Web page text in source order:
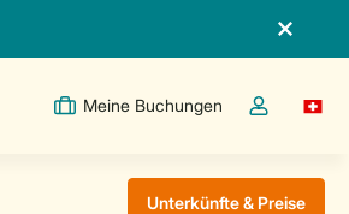
Meine Buchungen
Dropdown-
Unterkünfte & Preise